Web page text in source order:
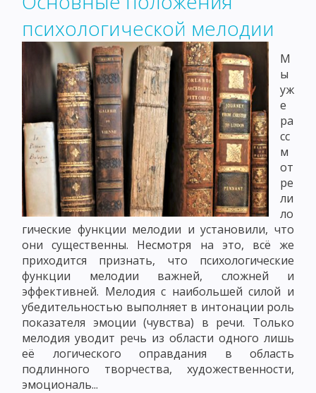
психологической мелодии
М
ы
уж
е
ра
сс
м
от
ре
ли
ло
гические функции мелодии и установили, что
они существенны. Несмотря на это, всё же
приходится признать, что психологические
функции мелодии важней, сложней и
эффективней. Мелодия с наибольшей силой и
убедительностью выполняет в интонации роль
показателя эмоции (чувства) в речи. Только
мелодия уводит речь из области одного лишь
её логического оправдания в область
подлинного творчества, художественности,
эмоциональ...